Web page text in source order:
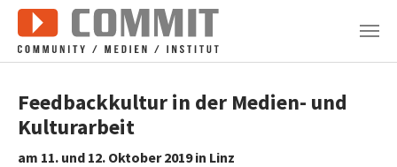
Zum Hauptinhalt springen
Feedbackkultur in der Medien- und
Kulturarbeit
am 11. und 12. Oktober 2019 in Linz